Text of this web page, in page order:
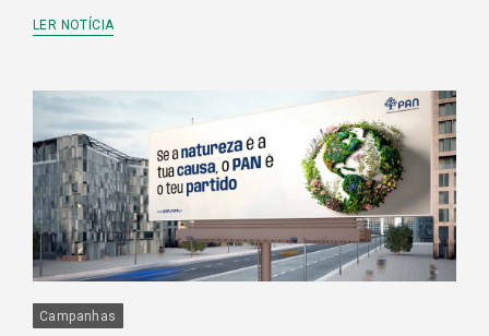
LER NOTÍCIA
Campanhas